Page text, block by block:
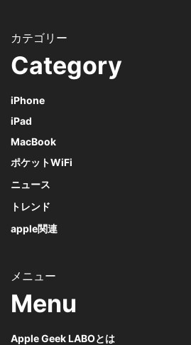
Category
iPhone
iPad
MacBook
ポケットWiFi
ニュース
トレンド
apple関連
Menu
Apple Geek LABOとは